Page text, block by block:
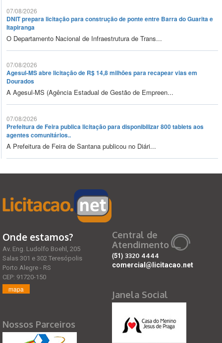
07/08/2026
DNIT prepara licitação para construção de ponte entre Barra do Guarita e
Itapiranga
O Departamento Nacional de Infraestrutura de Trans...
07/08/2026
Agesul-MS abre licitação de R$ 14,8 milhões para recapear vias em
Dourados
A Agesul-MS (Agência Estadual de Gestão de Empreen...
07/08/2026
Prefeitura de Feira publica licitação para disponibilizar 800 tablets aos
agentes comunitários..
A Prefeitura de Feira de Santana publicou no Diári...
Onde estamos?
Av. Eng. Ludolfo Boehl, 205
Salas 301 e 302 Teresópolis
Porto Alegre - RS
CEP: 91720-150
mapa
Nossos Parceiros
Central de
Atendimento
(51) 3320 4444
comercial@licitacao.net
Janela Social